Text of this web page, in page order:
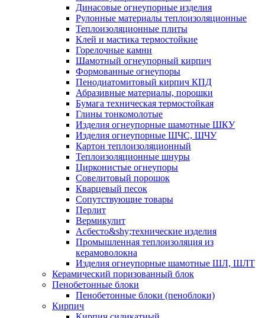
Динасовые огнеупорные изделия
Рулонные материалы теплоизоляционные
Тепло­изоляционные плиты
Клей и мастика термостойкие
Горелочные камни
Шамотный огнеупорный кирпич
Формованные огнеупоры
Пенодиатомитовый кирпич КПД
Абразивные материалы, порошки
Бумага техническая термостойкая
Глины тонкомолотые
Изделия огнеупорные шамотные ШКУ
Изделия огнеупорные ШЧС, ШЧУ
Картон теплоизоляционный
Теплоизоляционные шнуры
Цирконистые огнеупоры
Совелитовый порошок
Кварцевый песок
Сопутствующие товары
Перлит
Вермикулит
Асбесто&shy;технические изделия
Промышленная теплоизоляция из
керамоволокна
Изделия огнеупорные шамотные ШЛ, ШЛТ
Керамический поризованный блок
Пенобетонные блоки
Пенобетонные блоки (пеноблоки)
Кирпич